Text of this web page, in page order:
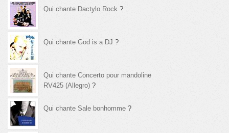
Qui chante Dactylo Rock ?
Qui chante God is a DJ ?
Qui chante Concerto pour mandoline
RV425 (Allegro) ?
Qui chante Sale bonhomme ?